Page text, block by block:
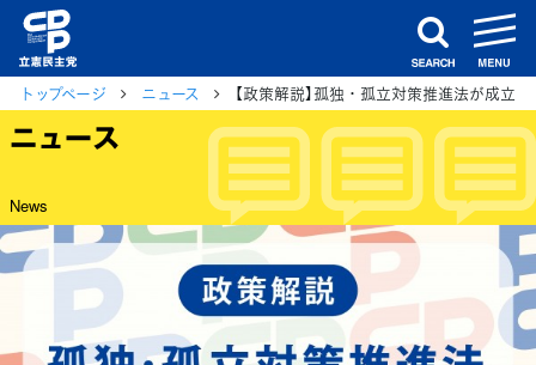
search
トップページ ニュース 【政策解説】孤独・孤立対策推進法が成立
ニュース
News